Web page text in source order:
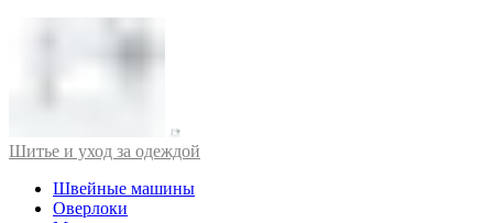
Шитье и уход за одеждой
Швейные машины
Оверлоки